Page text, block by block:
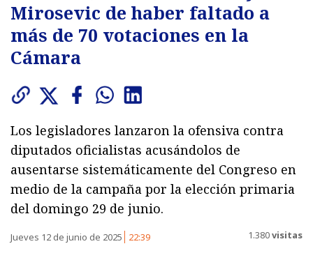
Mirosevic de haber faltado a
más de 70 votaciones en la
Cámara
Los legisladores lanzaron la ofensiva contra
diputados oficialistas acusándolos de
ausentarse sistemáticamente del Congreso en
medio de la campaña por la elección primaria
del domingo 29 de junio.
Jueves 12 de junio de 2025 22:39 1.380visitas